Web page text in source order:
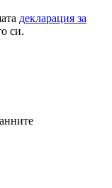
декларация за
си.